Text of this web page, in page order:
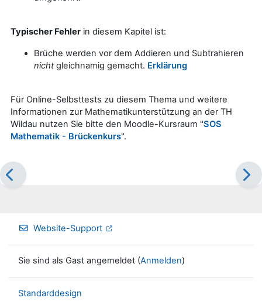
Typischer Fehler in diesem Kapitel ist:
Brüche werden vor dem Addieren und Subtrahieren
nichtgleichnamig gemacht. Erklärung
Für Online-Selbsttests zu diesem Thema und weitere
Informationen zur Mathematikunterstützung an der TH
Wildau nutzen Sie bitte den Moodle-Kursraum "SOS
Mathematik - Brückenkurs".
Website-Support
Sie sind als Gast angemeldet (Anmelden)
Standarddesign